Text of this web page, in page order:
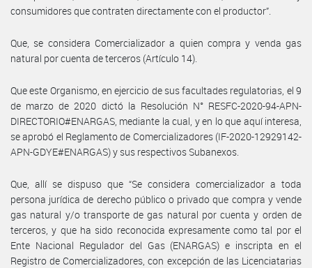
consumidores que contraten directamente con el productor”.
Que, se considera Comercializador a quien compra y venda gas
natural por cuenta de terceros (Artículo 14).
Que este Organismo, en ejercicio de sus facultades regulatorias, el 9
de marzo de 2020 dictó la Resolución N° RESFC-2020-94-APN-
DIRECTORIO#ENARGAS, mediante la cual, y en lo que aquí interesa,
se aprobó el Reglamento de Comercializadores (IF-2020-12929142-
APN-GDYE#ENARGAS) y sus respectivos Subanexos.
Que, allí se dispuso que “Se considera comercializador a toda
persona jurídica de derecho público o privado que compra y vende
gas natural y/o transporte de gas natural por cuenta y orden de
terceros, y que ha sido reconocida expresamente como tal por el
Ente Nacional Regulador del Gas (ENARGAS) e inscripta en el
Registro de Comercializadores, con excepción de las Licenciatarias